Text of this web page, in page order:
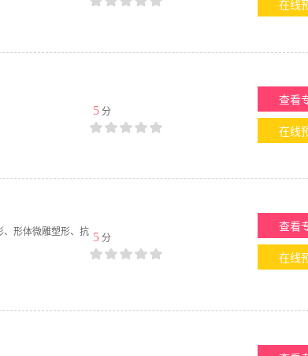
在线
5 分
查看
在线
、形体微雕塑形、抗 5 分
查看
在线